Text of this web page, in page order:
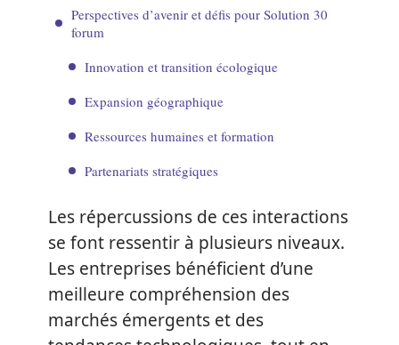
Perspectives d’avenir et défis pour Solution 30
forum
Innovation et transition écologique
Expansion géographique
Ressources humaines et formation
Partenariats stratégiques
Les répercussions de ces interactions
se font ressentir à plusieurs niveaux.
Les entreprises bénéficient d’une
meilleure compréhension des
marchés émergents et des